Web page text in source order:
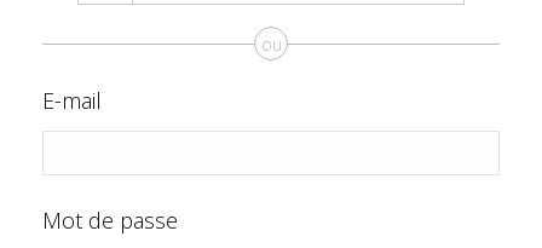
ou
E-mail
Mot de passe